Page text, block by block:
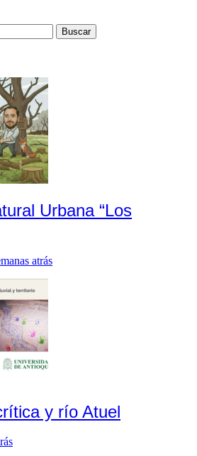
Urbana “Los
atrás
y río Atuel